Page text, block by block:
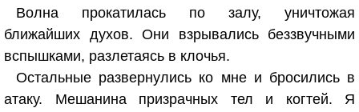
Волна прокатилась по залу, уничтожая
ближайших духов. Они взрывались беззвучными
вспышками, разлетаясь в клочья.
Остальные развернулись ко мне и бросились в
атаку. Мешанина призрачных тел и когтей. Я